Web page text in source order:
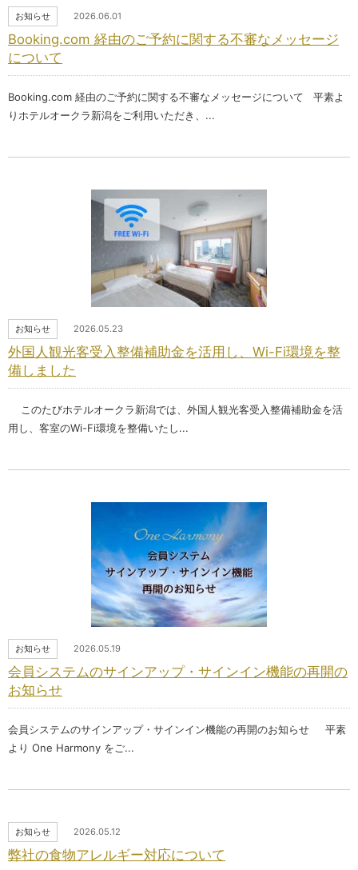
お知らせ 2026.06.01
Booking.com 経由のご予約に関する不審なメッセージ
について
Booking.com 経由のご予約に関する不審なメッセージについて 平素よ
りホテルオークラ新潟をご利用いただき、...
お知らせ 2026.05.23
外国人観光客受入整備補助金を活用し、Wi-Fi環境を整
備しました
このたびホテルオークラ新潟では、外国人観光客受入整備補助金を活
用し、客室のWi-Fi環境を整備いたし...
お知らせ 2026.05.19
会員システムのサインアップ・サインイン機能の再開の
お知らせ
会員システムのサインアップ・サインイン機能の再開のお知らせ 平素
より One Harmony をご...
お知らせ 2026.05.12
弊社の食物アレルギー対応について